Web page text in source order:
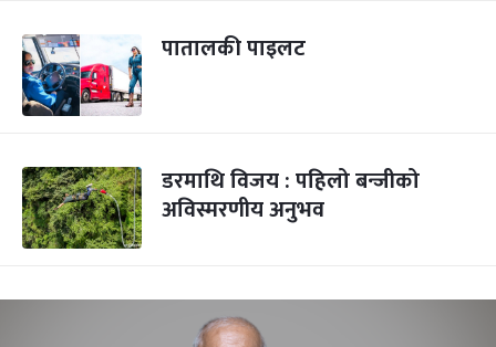
पातालकी पाइलट
डरमाथि विजय : पहिलो बन्जीको
अविस्मरणीय अनुभव